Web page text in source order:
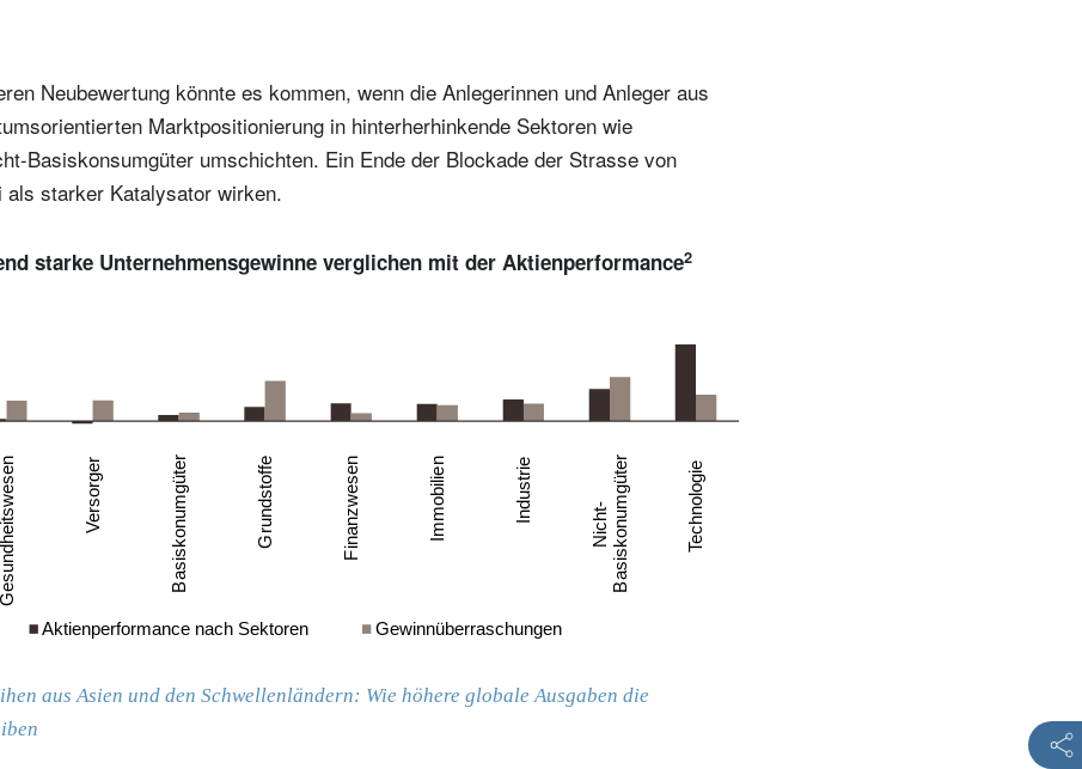
Neubewertung könnte es kommen, wenn die Anlegerinnen und Anleger aus
Marktpositionierung in hinterherhinkende Sektoren wie
Basiskonsumgüter umschichten. Ein Ende der Blockade der Strasse von
als starker Katalysator wirken.
starke Unternehmensgewinne verglichen mit der Aktienperformance2
aus Asien und den Schwellenländern: Wie höhere globale Ausgaben die